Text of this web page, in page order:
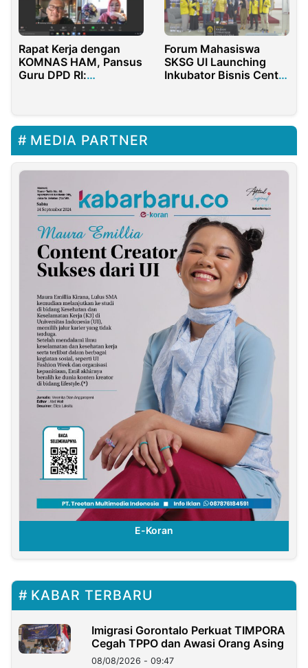
Rapat Kerja dengan
KOMNAS HAM, Pansus
Guru DPD RI:
Forum Mahasiswa
SKSG UI Launching
Inkubator Bisnis Center
MEDIA PARTNER
E-Koran
KABAR TERBARU
Imigrasi Gorontalo Perkuat TIMPORA
Cegah TPPO dan Awasi Orang Asing
08/08/2026 - 09:47